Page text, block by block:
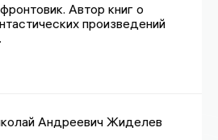
Автор книг о
произведений
Андреевич Жиделев